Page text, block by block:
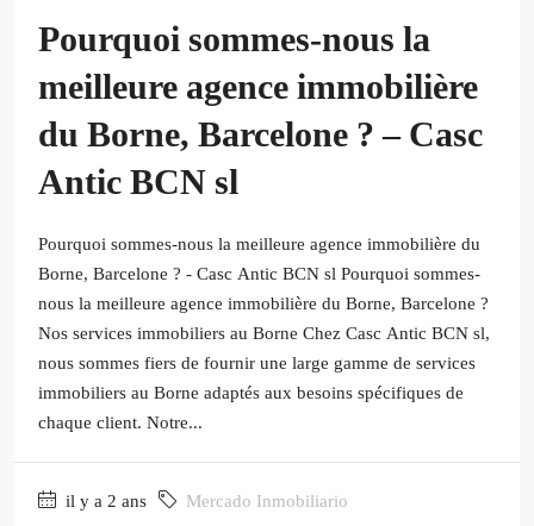
Pourquoi sommes-nous la
meilleure agence immobilière
du Borne, Barcelone ? – Casc
Antic BCN sl
Pourquoi sommes-nous la meilleure agence immobilière du
Borne, Barcelone ? - Casc Antic BCN sl Pourquoi sommes-
nous la meilleure agence immobilière du Borne, Barcelone ?
Nos services immobiliers au Borne Chez Casc Antic BCN sl,
nous sommes fiers de fournir une large gamme de services
immobiliers au Borne adaptés aux besoins spécifiques de
chaque client. Notre...
il y a 2 ans Mercado Inmobiliario